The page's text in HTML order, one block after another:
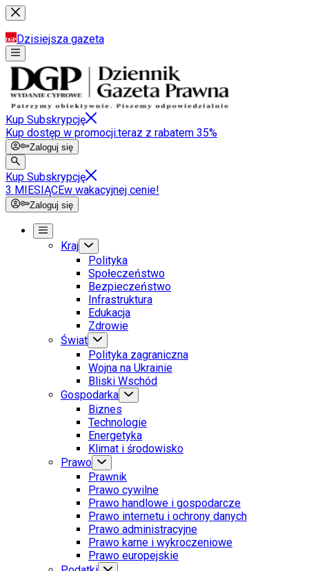
Dzisiejsza gazeta
Kup Subskrypcję
Kup dostęp w promocji:teraz z rabatem 35%
Zaloguj się
Kup Subskrypcję
3 MIESIĄCEw wakacyjnej cenie!
Zaloguj się
Kraj
Polityka
Społeczeństwo
Bezpieczeństwo
Infrastruktura
Edukacja
Zdrowie
Świat
Polityka zagraniczna
Wojna na Ukrainie
Bliski Wschód
Gospodarka
Biznes
Technologie
Energetyka
Klimat i środowisko
Prawo
Prawnik
Prawo cywilne
Prawo handlowe i gospodarcze
Prawo internetu i ochrony danych
Prawo administracyjne
Prawo karne i wykroczeniowe
Prawo europejskie